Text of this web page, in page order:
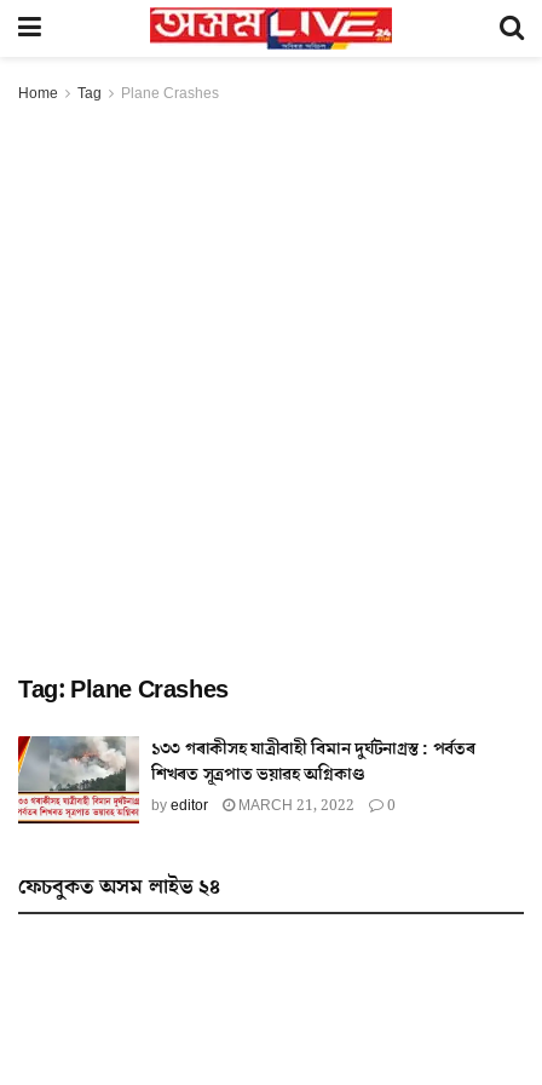
Home Tag Plane Crashes
Tag: Plane Crashes
১৩৩ গৰাকীসহ যাত্ৰীবাহী বিমান দুৰ্ঘটনাগ্ৰস্ত : পৰ্বতৰ
শিখৰত সূত্ৰপাত ভয়াৱহ অগ্নিকাণ্ড
byeditor MARCH 21, 2022 0
ফেচবুকত অসম লাইভ ২৪